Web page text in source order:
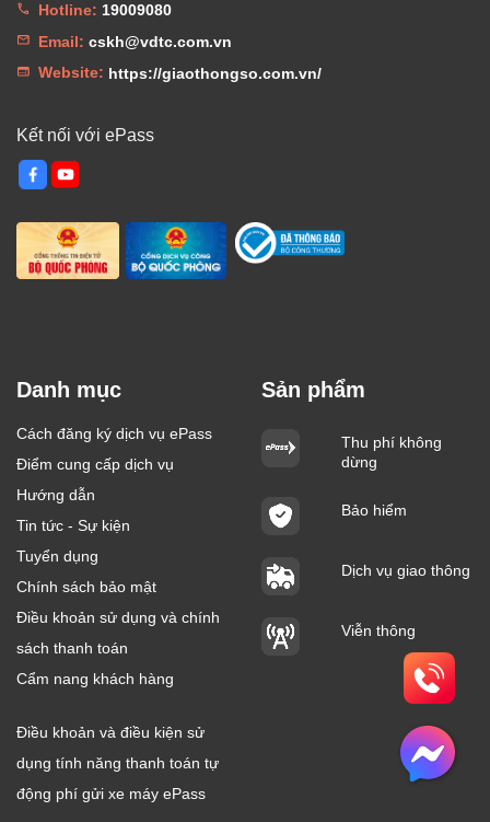
Hotline: 19009080
Email: cskh@vdtc.com.vn
Website: https://giaothongso.com.vn/
Kết nối với ePass
Danh mục
Cách đăng ký dịch vụ ePass
Điểm cung cấp dịch vụ
Hướng dẫn
Tin tức - Sự kiện
Tuyển dụng
Chính sách bảo mật
Điều khoản sử dụng và chính
sách thanh toán
Cẩm nang khách hàng
Điều khoản và điều kiện sử
dụng tính năng thanh toán tự
động phí gửi xe máy ePass
Sản phẩm
Thu phí không
dừng
Bảo hiểm
Dịch vụ giao thông
Viễn thông